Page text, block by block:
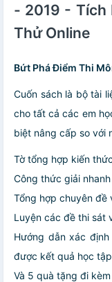
- 2019 - Tích
Thử Online
Bứt Phá Điểm Thi
Cuốn sách là bộ tài
cho tất cả các em
biệt nâng cấp so với
Tờ tổng hợp kiến
Công thức giải
Tổng hợp chuyên đề
Luyện các đề thi sát
Hướng dẫn xác
được kết quả học
Và 5 quà tặng đi